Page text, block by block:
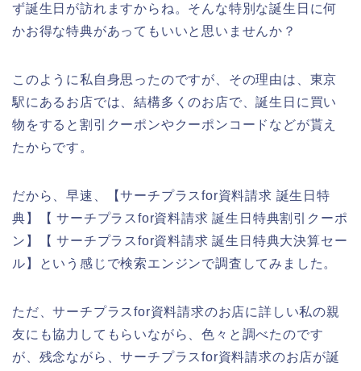
ず誕生日が訪れますからね。そんな特別な誕生日に何
かお得な特典があってもいいと思いませんか？
このように私自身思ったのですが、その理由は、東京
駅にあるお店では、結構多くのお店で、誕生日に買い
物をすると割引クーポンやクーポンコードなどが貰え
たからです。
だから、早速、【サーチプラスfor資料請求 誕生日特
典】【 サーチプラスfor資料請求 誕生日特典割引クーポ
ン】【 サーチプラスfor資料請求 誕生日特典大決算セー
ル】という感じで検索エンジンで調査してみました。
ただ、サーチプラスfor資料請求のお店に詳しい私の親
友にも協力してもらいながら、色々と調べたのです
が、残念ながら、サーチプラスfor資料請求のお店が誕